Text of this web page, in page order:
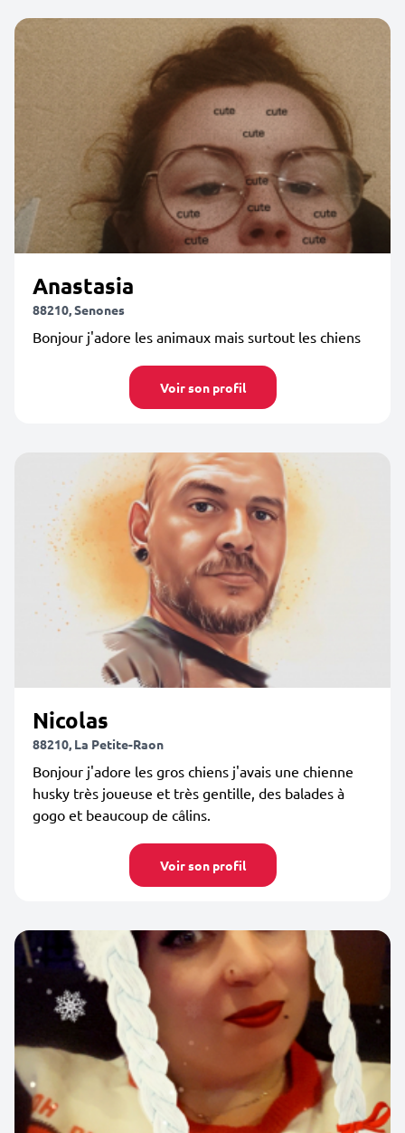
Anastasia
88210, Senones
Bonjour j'adore les animaux mais surtout les chiens
Voir son profil
Nicolas
88210, La Petite-Raon
Bonjour j'adore les gros chiens j'avais une chienne
husky très joueuse et très gentille, des balades à
gogo et beaucoup de câlins.
Voir son profil